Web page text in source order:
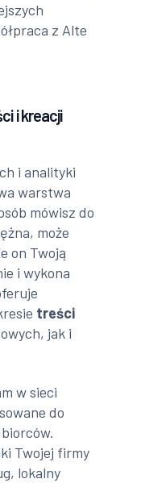
z Alte
i kreacji
i analityki
warstwa
mówisz do
może
on Twoją
i wykona
treści
jak i
w sieci
do
Twojej firmy
lokalny